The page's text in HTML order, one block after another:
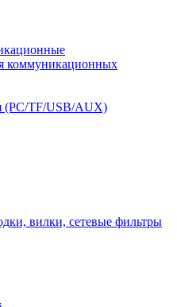
коммуникационных
(PC/TF/USB/AUX)
вилки, сетевые фильтры